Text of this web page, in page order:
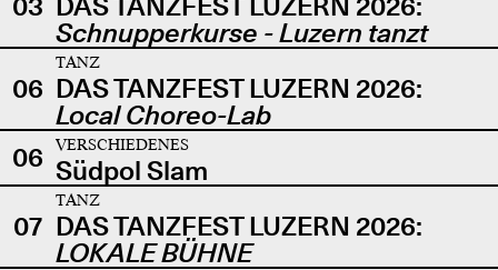
Schnupperkurse - Luzern tanzt
06
TANZ
DAS TANZFEST LUZERN 2026:
Local Choreo-Lab
06
VERSCHIEDENES
Südpol Slam
07
TANZ
DAS TANZFEST LUZERN 2026:
LOKALE BÜHNE